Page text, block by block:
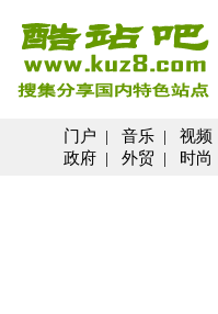
门户 | 音乐 | 视频
政府 | 外贸 | 时尚